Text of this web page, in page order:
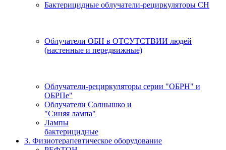
Бактерицидные облучатели-рециркуляторы СН
Облучатели ОБН в ОТСУТСТВИИ людей
(настенные и передвижные)
Облучатели-рециркуляторы серии "ОБРН" и
ОБРПе"
Облучатели Солнышко и
"Синяя лампа"
Лампы
бактерицидные
3. Физиотерапевтическое оборудование